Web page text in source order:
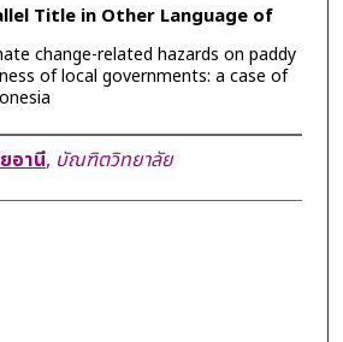
Title in Other Language of
change-related hazards on paddy
of local governments: a case of
อานี, บัณฑิตวิทยาลัย